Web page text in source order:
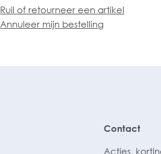
Ruil of retourneer een artikel
Annuleer mijn bestelling
Contact
Acties,